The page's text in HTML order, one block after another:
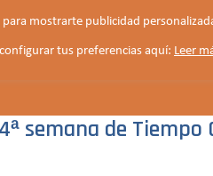
HORARIOS
semana de Tiempo
mostrarte publicidad
tus preferencias aquí: Leer